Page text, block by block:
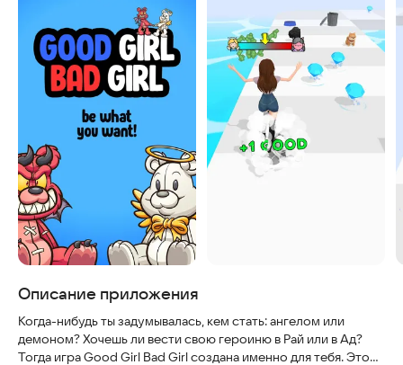
Описание приложения
Когда-нибудь ты задумывалась, кем стать: ангелом или
демоном? Хочешь ли вести свою героиню в Рай или в Ад?
Тогда игра Good Girl Bad Girl создана именно для тебя. Это